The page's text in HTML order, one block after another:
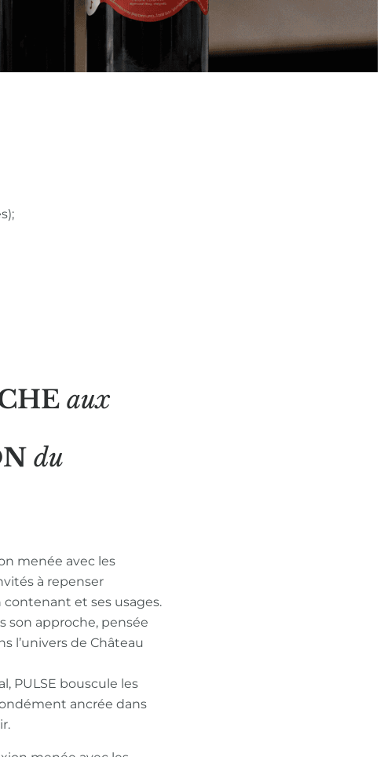
aux
du
menée avec les
à repenser
et ses usages.
son approche, pensée
l’univers de Château
PULSE bouscule les
ancrée dans